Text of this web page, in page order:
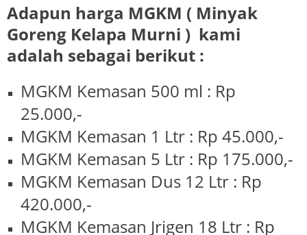
Adapun harga MGKM ( Minyak
Goreng Kelapa Murni ) kami
adalah sebagai berikut :
MGKM Kemasan 500 ml : Rp
25.000,-
MGKM Kemasan 1 Ltr : Rp 45.000,-
MGKM Kemasan 5 Ltr : Rp 175.000,-
MGKM Kemasan Dus 12 Ltr : Rp
420.000,-
MGKM Kemasan Jrigen 18 Ltr : Rp